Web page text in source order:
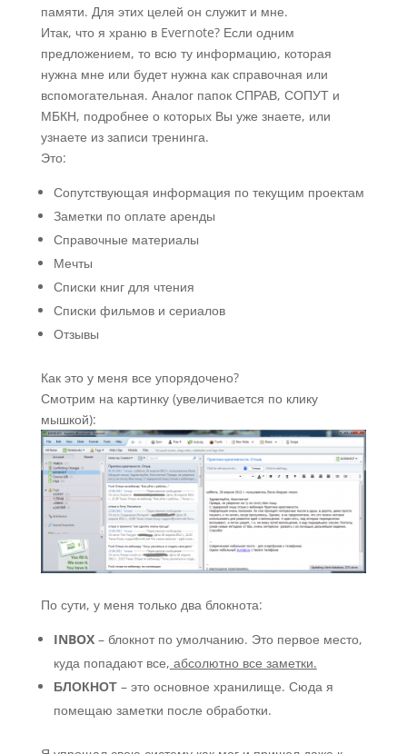
памяти. Для этих целей он служит и мне.
Итак, что я храню в Evernote? Если одним
предложением, то всю ту информацию, которая
нужна мне или будет нужна как справочная или
вспомогательная. Аналог папок СПРАВ, СОПУТ и
МБКН, подробнее о которых Вы уже знаете, или
узнаете из записи тренинга.
Это:
Сопутствующая информация по текущим проектам
Заметки по оплате аренды
Справочные материалы
Мечты
Списки книг для чтения
Списки фильмов и сериалов
Отзывы
Как это у меня все упорядочено?
Смотрим на картинку (увеличивается по клику
мышкой):
По сути, у меня только два блокнота:
INBOX– блокнот по умолчанию. Это первое место,
куда попадают все, абсолютно все заметки.
БЛОКНОТ– это основное хранилище. Сюда я
помещаю заметки после обработки.